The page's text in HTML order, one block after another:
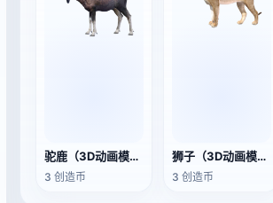
驼鹿（3D动画模型）
3 创造币
狮子（3D动画模型）
3 创造币